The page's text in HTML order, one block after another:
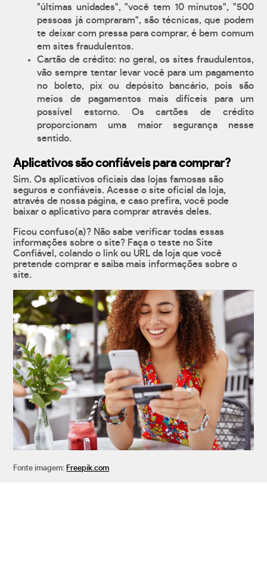
"últimas unidades", "você tem 10 minutos", "500
pessoas já compraram", são técnicas, que podem
te deixar com pressa para comprar, é bem comum
em sites fraudulentos.
Cartão de crédito: no geral, os sites fraudulentos,
vão sempre tentar levar você para um pagamento
no boleto, pix ou depósito bancário, pois são
meios de pagamentos mais difíceis para um
possível estorno. Os cartões de crédito
proporcionam uma maior segurança nesse
sentido.
Aplicativos são confiáveis para comprar?
Sim. Os aplicativos oficiais das lojas famosas são
seguros e confiáveis. Acesse o site oficial da loja,
através de nossa página, e caso prefira, você pode
baixar o aplicativo para comprar através deles.
Ficou confuso(a)? Não sabe verificar todas essas
informações sobre o site? Faça o teste no Site
Confiável, colando o link ou URL da loja que você
pretende comprar e saiba mais informações sobre o
site.
Fonte imagem: Freepik.com